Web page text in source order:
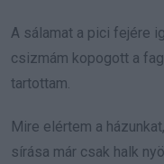
A sálamat a pici fejére
csizmám kopogott a
tartottam.
Mire elértem a
sírása már csak halk